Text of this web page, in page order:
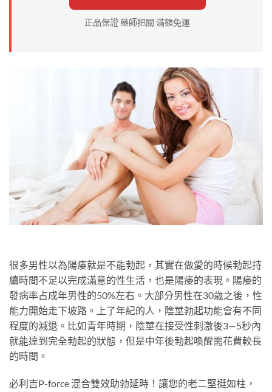
正品保證 藥師把關 滿額免運
很多男性以為陽痿就是不能勃起，其實在做愛的時候勃起持
續時間不足以完成滿意的性生活，也是陽痿的表現。陽痿的
發病率占成年男性的50%左右。大部分男性在30歲之後，性
能力開始走下坡路。上了年紀的人，陰莖勃起功能會有不同
程度的減退。比如青年時期，陰莖在接受性刺激後3—5秒內
就能達到完全勃起的狀態，但是中年後勃起喚醒需花費較長
的時間。
必利吉P-force 混合雙效助勃延時！讓您的老二堅挺如柱，